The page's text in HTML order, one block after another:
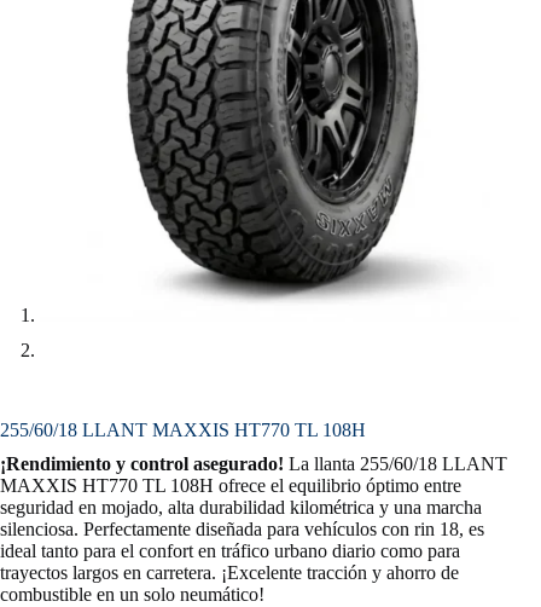
255/60/18 LLANT MAXXIS HT770 TL 108H
¡Rendimiento y control asegurado! La llanta 255/60/18 LLANT
MAXXIS HT770 TL 108H ofrece el equilibrio óptimo entre
seguridad en mojado, alta durabilidad kilométrica y una marcha
silenciosa. Perfectamente diseñada para vehículos con rin 18, es
ideal tanto para el confort en tráfico urbano diario como para
trayectos largos en carretera. ¡Excelente tracción y ahorro de
combustible en un solo neumático!